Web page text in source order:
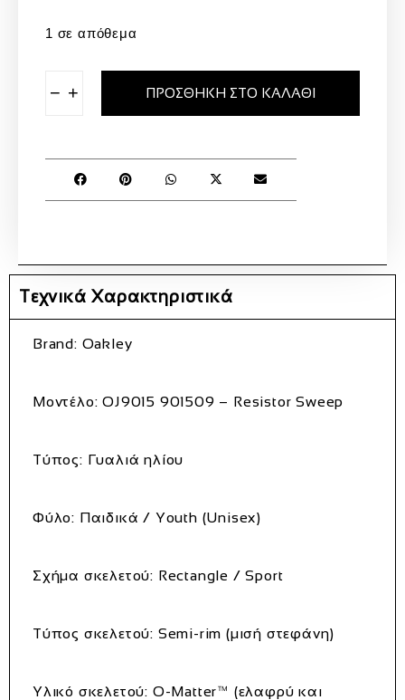
1 σε απόθεμα
− + ΠΡΟΣΘΉΚΗ ΣΤΟ ΚΑΛΆΘΙ
Τεχνικά Χαρακτηριστικά
Brand: Oakley
Μοντέλο: OJ9015 901509 – Resistor Sweep
Τύπος: Γυαλιά ηλίου
Φύλο: Παιδικά / Youth (Unisex)
Σχήμα σκελετού: Rectangle / Sport
Τύπος σκελετού: Semi-rim (μισή στεφάνη)
Υλικό σκελετού: O-Matter™ (ελαφρύ και